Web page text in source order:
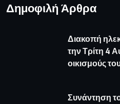
Δημοφιλή Άρθρα
Διακοπή
την Τρίτη 4
οικισμούς
Συνάντηση